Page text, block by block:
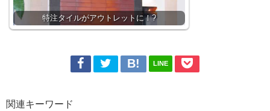
特注タイルがアウトレットに！?
LINE
関連キーワード